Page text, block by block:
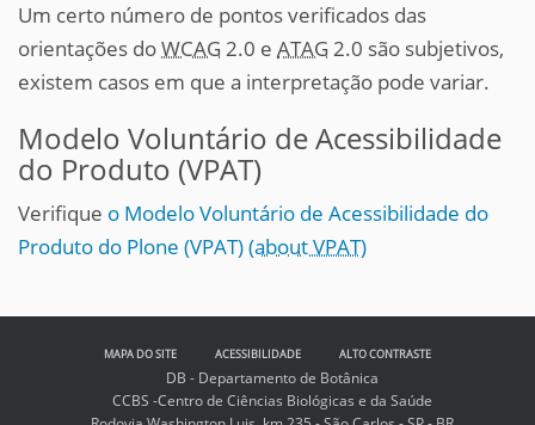
Um certo número de pontos verificados das
orientações doWCAG 2.0 e ATAG 2.0 são subjetivos,
existem casos em que a interpretação pode variar.
Modelo Voluntário de Acessibilidade
do Produto (VPAT)
Verifique o Modelo Voluntário de Acessibilidade do
Produto do Plone (VPAT)(about VPAT)
MAPA DO SITE ACESSIBILIDADE ALTO CONTRASTE
DB - Departamento de Botânica
CCBS -Centro de Ciências Biológicas e da Saúde